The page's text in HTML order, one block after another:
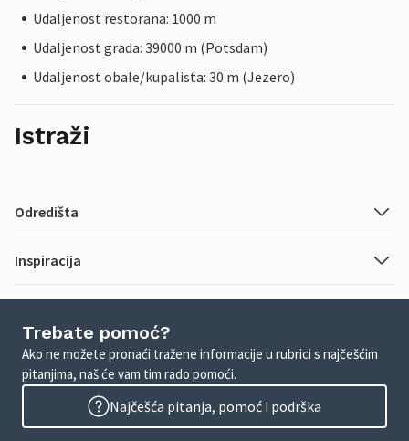
Udaljenost restorana: 1000 m
Udaljenost grada: 39000 m (Potsdam)
Udaljenost obale/kupalista: 30 m (Jezero)
Istraži
Odredišta
Inspiracija
Trebate pomoć?
Ako ne možete pronaći tražene informacije u rubrici s najčešćim
pitanjima, naš će vam tim rado pomoći.
Najčešća pitanja, pomoć i podrška